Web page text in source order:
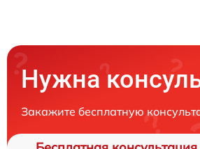
Нужна
Закажите бесплатную